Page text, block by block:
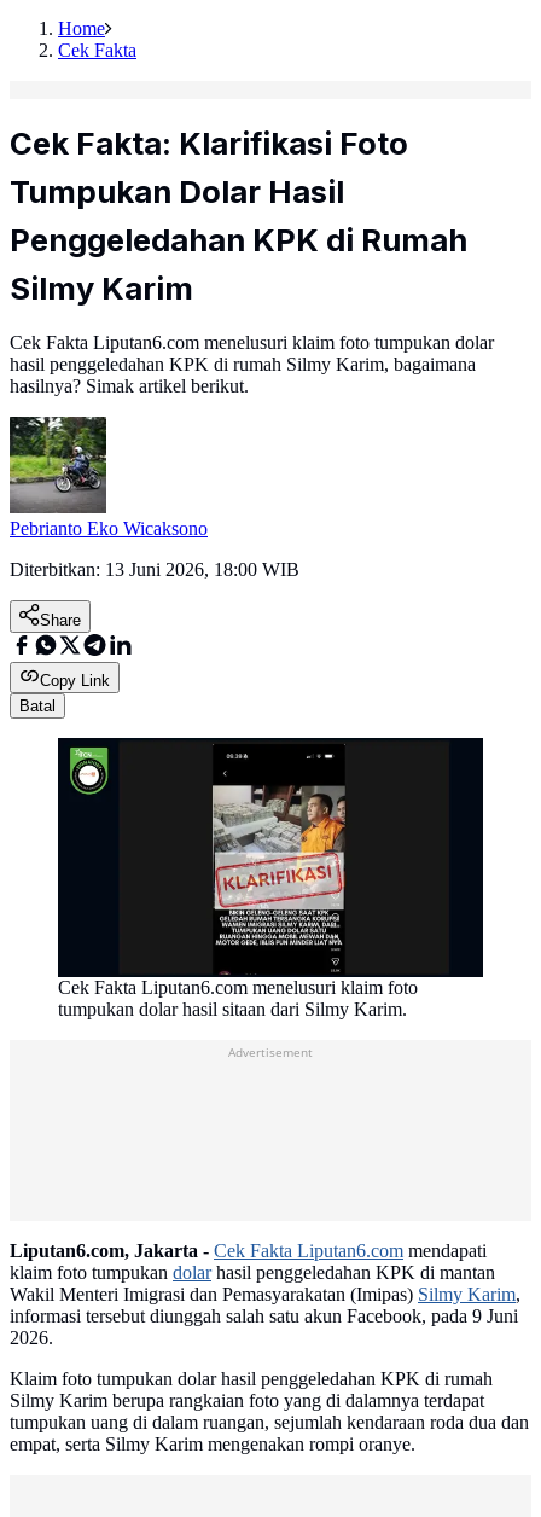
Home
Cek Fakta
Cek Fakta: Klarifikasi Foto
Tumpukan Dolar Hasil
Penggeledahan KPK di Rumah
Silmy Karim
Cek Fakta Liputan6.com menelusuri klaim foto tumpukan dolar
hasil penggeledahan KPK di rumah Silmy Karim, bagaimana
hasilnya? Simak artikel berikut.
Pebrianto Eko Wicaksono
Diterbitkan: 13 Juni 2026, 18:00 WIB
Share
Copy Link
Batal
Cek Fakta Liputan6.com menelusuri klaim foto
tumpukan dolar hasil sitaan dari Silmy Karim.
Advertisement
Liputan6.com, Jakarta - Cek Fakta Liputan6.com mendapati
klaim foto tumpukan dolarhasil penggeledahan KPK di mantan
Wakil Menteri Imigrasi dan Pemasyarakatan (Imipas) Silmy Karim,
informasi tersebut diunggah salah satu akun Facebook, pada 9 Juni
2026.
Klaim foto tumpukan dolar hasil penggeledahan KPK di rumah
Silmy Karim berupa rangkaian foto yang di dalamnya terdapat
tumpukan uang di dalam ruangan, sejumlah kendaraan roda dua dan
empat, serta Silmy Karim mengenakan rompi oranye.